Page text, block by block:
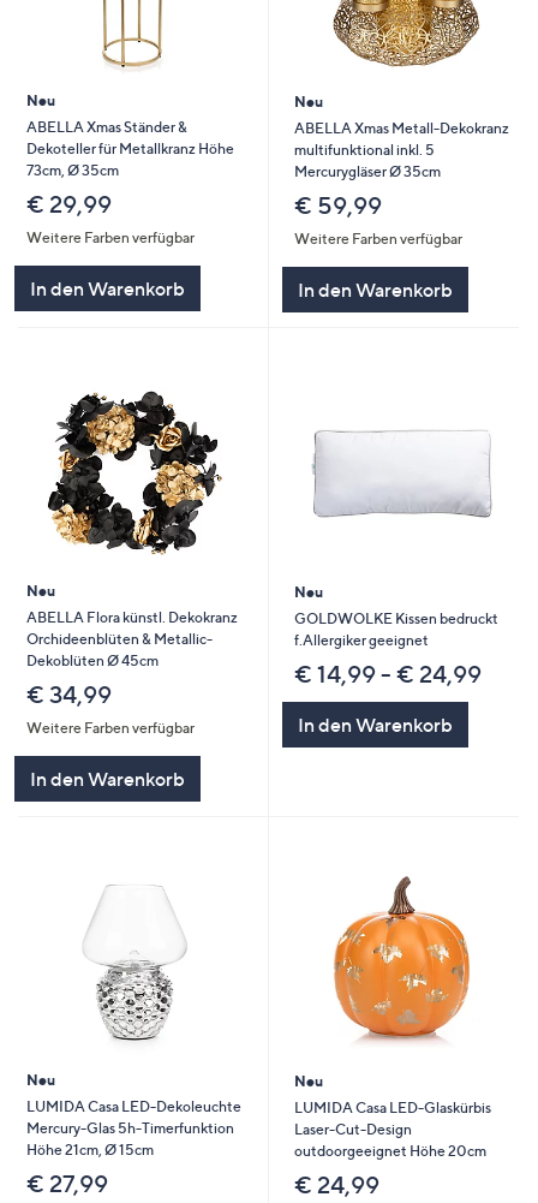
Neu
ABELLA Xmas Ständer &
Dekoteller für Metallkranz Höhe
73cm, Ø 35cm
€ 29,99
Weitere Farben verfügbar
In den Warenkorb
Neu
ABELLA Xmas Metall-Dekokranz
multifunktional inkl. 5
Mercurygläser Ø 35cm
€ 59,99
Weitere Farben verfügbar
In den Warenkorb
Neu
ABELLA Flora künstl. Dekokranz
Orchideenblüten & Metallic-
Dekoblüten Ø 45cm
€ 34,99
Weitere Farben verfügbar
In den Warenkorb
Neu
GOLDWOLKE Kissen bedruckt
f.Allergiker geeignet
€ 14,99 - € 24,99
In den Warenkorb
Neu
LUMIDA Casa LED-Dekoleuchte
Mercury-Glas 5h-Timerfunktion
Höhe 21cm, Ø 15cm
€ 27,99
Neu
LUMIDA Casa LED-Glaskürbis
Laser-Cut-Design
outdoorgeeignet Höhe 20cm
€ 24,99